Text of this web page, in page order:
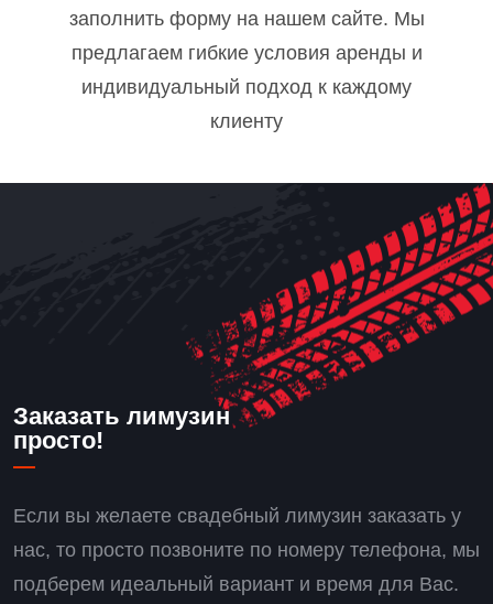
заполнить форму на нашем сайте. Мы
предлагаем гибкие условия аренды и
индивидуальный подход к каждому
клиенту
Заказать лимузин
просто!
Если вы желаете свадебный лимузин заказать у
нас, то просто позвоните по номеру телефона, мы
подберем идеальный вариант и время для Вас.